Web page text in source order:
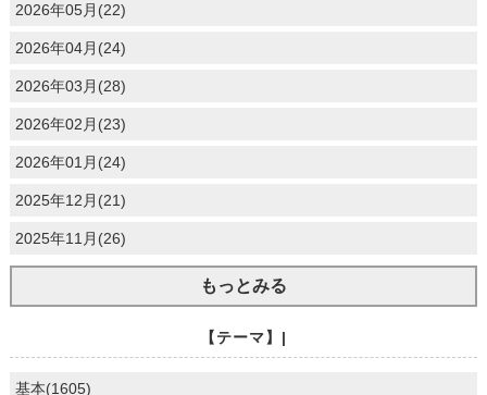
2026年05月(22)
2026年04月(24)
2026年03月(28)
2026年02月(23)
2026年01月(24)
2025年12月(21)
2025年11月(26)
もっとみる
【テーマ】|
基本(1605)